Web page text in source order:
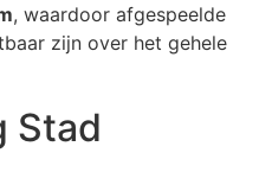
, waardoor afgespeelde
zijn over het gehele
Stad